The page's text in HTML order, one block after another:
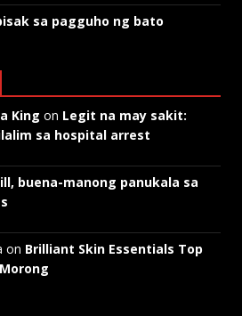
sa pagguho ng bato
King on Legit na may sakit:
sa hospital arrest
buena-manong panukala sa
on Brilliant Skin Essentials Top